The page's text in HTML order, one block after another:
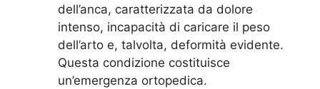
dell’anca, caratterizzata da dolore
intenso, incapacità di caricare il peso
dell’arto e, talvolta, deformità evidente.
Questa condizione costituisce
un’emergenza ortopedica.